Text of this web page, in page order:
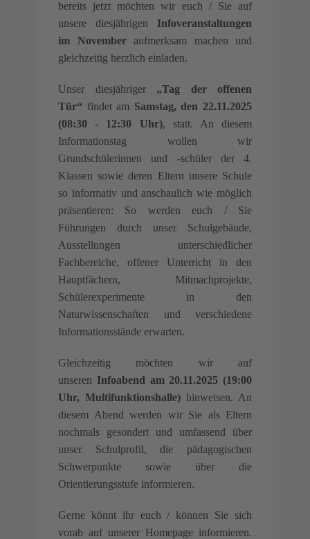
bereits jetzt möchten wir euch / Sie auf
unsere diesjährigen Infoveranstaltungen
im November aufmerksam machen und
gleichzeitig herzlich einladen.
Unser diesjähriger „Tag der offenen
Tür“ findet am Samstag, den 22.11.2025
(08:30 - 12:30 Uhr), statt. An diesem
Informationstag wollen wir
Grundschülerinnen und -schüler der 4.
Klassen sowie deren Eltern unsere Schule
so informativ und anschaulich wie möglich
präsentieren: So werden euch / Sie
Führungen durch unser Schulgebäude,
Ausstellungen unterschiedlicher
Fachbereiche, offener Unterricht in den
Hauptfächern, Mitmachprojekte,
Schülerexperimente in den
Naturwissenschaften und verschiedene
Informationsstände erwarten.
Gleichzeitig möchten wir auf
unseren Infoabend am 20.11.2025 (19:00
Uhr, Multifunktionshalle) hinweisen. An
diesem Abend werden wir Sie als Eltern
nochmals gesondert und umfassend über
unser Schulprofil, die pädagogischen
Schwerpunkte sowie über die
Orientierungsstufe informieren.
Gerne könnt ihr euch / können Sie sich
vorab auf unserer Homepage informieren.